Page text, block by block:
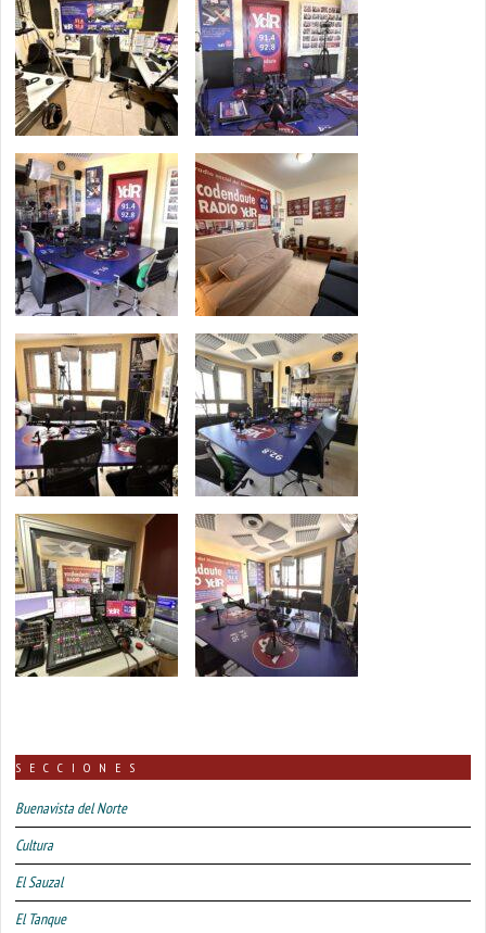
SECCIONES
Buenavista del Norte
Cultura
El Sauzal
El Tanque